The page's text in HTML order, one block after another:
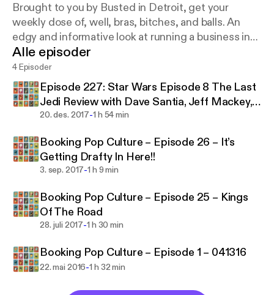
Brought to you by Busted in Detroit, get your
weekly dose of, well, bras, bitches, and balls. An
edgy and informative look at running a business in
downtown Detroit and more.
Alle episoder
4 Episoder
Episode 227: Star Wars Episode 8 The Last
Jedi Review with Dave Santia, Jeff Mackey,
and Booking Pop Culture
20. des. 2017-1 h 54 min
Booking Pop Culture – Episode 26 – It’s
Getting Drafty In Here!!
3. sep. 2017-1 h 9 min
Booking Pop Culture – Episode 25 – Kings
Of The Road
28. juli 2017-1 h 30 min
Booking Pop Culture – Episode 1 – 041316
22. mai 2016-1 h 32 min